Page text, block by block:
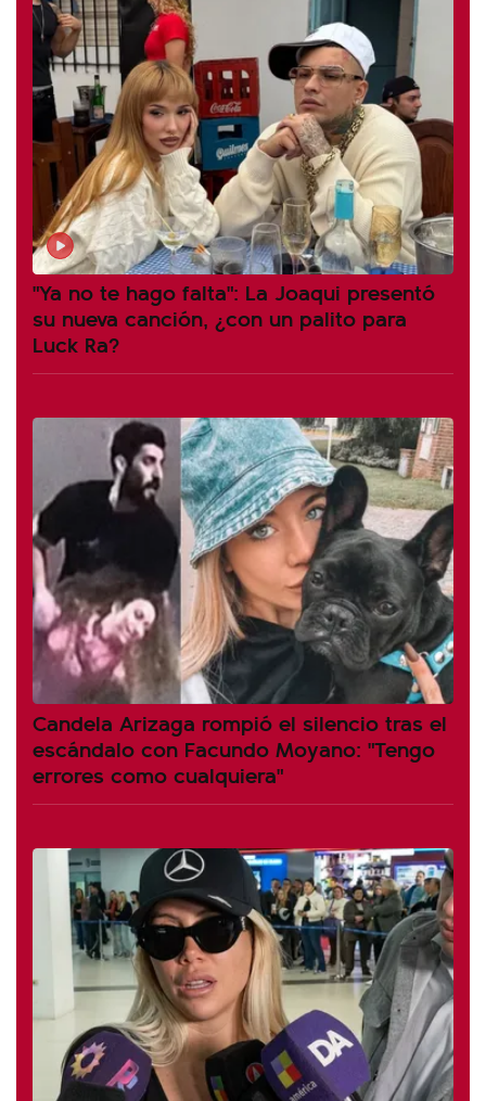
"Ya no te hago falta": La Joaqui presentó
su nueva canción, ¿con un palito para
Luck Ra?
Candela Arizaga rompió el silencio tras el
escándalo con Facundo Moyano: "Tengo
errores como cualquiera"